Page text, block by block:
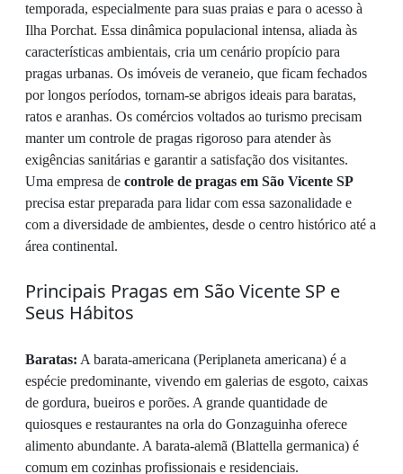
temporada, especialmente para suas praias e para o acesso à
Ilha Porchat. Essa dinâmica populacional intensa, aliada às
características ambientais, cria um cenário propício para
pragas urbanas. Os imóveis de veraneio, que ficam fechados
por longos períodos, tornam-se abrigos ideais para baratas,
ratos e aranhas. Os comércios voltados ao turismo precisam
manter um controle de pragas rigoroso para atender às
exigências sanitárias e garantir a satisfação dos visitantes.
Uma empresa de controle de pragas em São Vicente SP
precisa estar preparada para lidar com essa sazonalidade e
com a diversidade de ambientes, desde o centro histórico até a
área continental.
Principais Pragas em São Vicente SP e
Seus Hábitos
Baratas: A barata-americana (Periplaneta americana) é a
espécie predominante, vivendo em galerias de esgoto, caixas
de gordura, bueiros e porões. A grande quantidade de
quiosques e restaurantes na orla do Gonzaguinha oferece
alimento abundante. A barata-alemã (Blattella germanica) é
comum em cozinhas profissionais e residenciais.